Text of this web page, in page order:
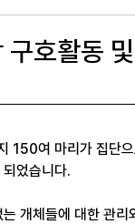
호활동
150여 마리가 집단
었습니다.
개체들에 대한 관